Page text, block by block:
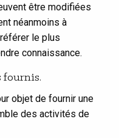
être modifiées
néanmoins à
le plus
connaissance.
fournis.
objet de fournir une
des activités de